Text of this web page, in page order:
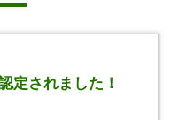
定されました！